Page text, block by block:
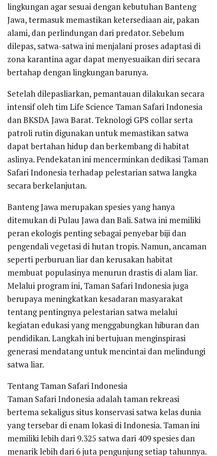
lingkungan agar sesuai dengan kebutuhan Banteng
Jawa, termasuk memastikan ketersediaan air, pakan
alami, dan perlindungan dari predator. Sebelum
dilepas, satwa-satwa ini menjalani proses adaptasi di
zona karantina agar dapat menyesuaikan diri secara
bertahap dengan lingkungan barunya.
Setelah dilepasliarkan, pemantauan dilakukan secara
intensif oleh tim Life Science Taman Safari Indonesia
dan BKSDA Jawa Barat. Teknologi GPS collar serta
patroli rutin digunakan untuk memastikan satwa
dapat bertahan hidup dan berkembang di habitat
aslinya. Pendekatan ini mencerminkan dedikasi Taman
Safari Indonesia terhadap pelestarian satwa langka
secara berkelanjutan.
Banteng Jawa merupakan spesies yang hanya
ditemukan di Pulau Jawa dan Bali. Satwa ini memiliki
peran ekologis penting sebagai penyebar biji dan
pengendali vegetasi di hutan tropis. Namun, ancaman
seperti perburuan liar dan kerusakan habitat
membuat populasinya menurun drastis di alam liar.
Melalui program ini, Taman Safari Indonesia juga
berupaya meningkatkan kesadaran masyarakat
tentang pentingnya pelestarian satwa melalui
kegiatan edukasi yang menggabungkan hiburan dan
pendidikan. Langkah ini bertujuan menginspirasi
generasi mendatang untuk mencintai dan melindungi
satwa liar.
Tentang Taman Safari Indonesia
Taman Safari Indonesia adalah taman rekreasi
bertema sekaligus situs konservasi satwa kelas dunia
yang tersebar di enam lokasi di Indonesia. Taman ini
memiliki lebih dari 9.325 satwa dari 409 spesies dan
menarik lebih dari 6 juta pengunjung setiap tahunnya.